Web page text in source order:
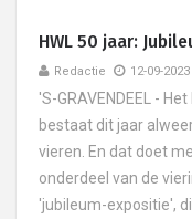
HWL 50 jaar:
Redactie 12-09-2023
'S-GRAVENDEEL -
bestaat dit jaar
vieren. En dat doet
onderdeel van de
'jubileum-expositie',